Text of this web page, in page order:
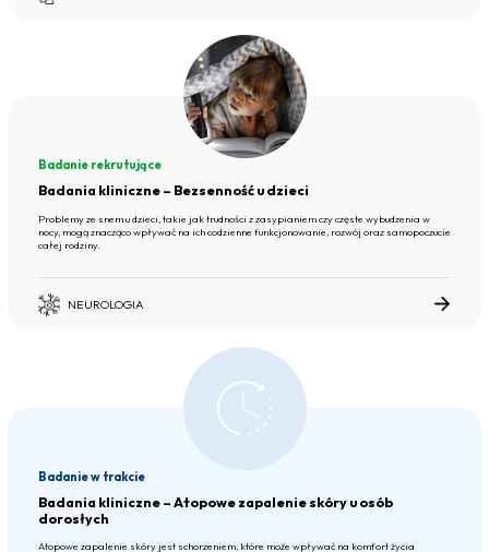
Badanie rekrutujące
Badania kliniczne – Bezsenność u dzieci
Problemy ze snem u dzieci, takie jak trudności z zasypianiem czy częste wybudzenia w
nocy, mogą znacząco wpływać na ich codzienne funkcjonowanie, rozwój oraz samopoczucie
całej rodziny.
NEUROLOGIA
Badanie w trakcie
Badania kliniczne – Atopowe zapalenie skóry u osób
dorosłych
Atopowe zapalenie skóry jest schorzeniem, które może wpływać na komfort życia